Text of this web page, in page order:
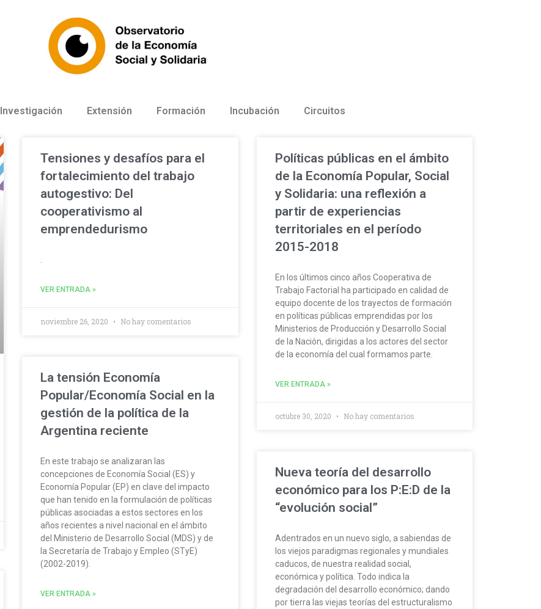
Investigación Extensión Formación Incubación Circuitos
Tensiones y desafíos para el
fortalecimiento del trabajo
autogestivo: Del
cooperativismo al
emprendedurismo
VER ENTRADA »
noviembre 26, 2020 No hay comentarios
Políticas públicas en el ámbito
de la Economía Popular, Social
y Solidaria: una reflexión a
partir de experiencias
territoriales en el período
2015-2018
En los últimos cinco años Cooperativa de
Trabajo Factorial ha participado en calidad de
equipo docente de los trayectos de formación
en políticas públicas emprendidas por los
Ministerios de Producción y Desarrollo Social
de la Nación, dirigidas a los actores del sector
de la economía del cual formamos parte.
VER ENTRADA »
octubre 30, 2020 No hay comentarios
La tensión Economía
Popular/Economía Social en la
gestión de la política de la
Argentina reciente
En este trabajo se analizaran las
concepciones de Economía Social (ES) y
Economía Popular (EP) en clave del impacto
que han tenido en la formulación de políticas
públicas asociadas a estos sectores en los
años recientes a nivel nacional en el ámbito
del Ministerio de Desarrollo Social (MDS) y de
la Secretaría de Trabajo y Empleo (STyE)
(2002-2019).
VER ENTRADA »
Nueva teoría del desarrollo
económico para los P:E:D de la
“evolución social”
Adentrados en un nuevo siglo, a sabiendas de
los viejos paradigmas regionales y mundiales
caducos, de nuestra realidad social,
económica y política. Todo indica la
degradación del desarrollo económico; dando
por tierra las viejas teorías del estructuralismo